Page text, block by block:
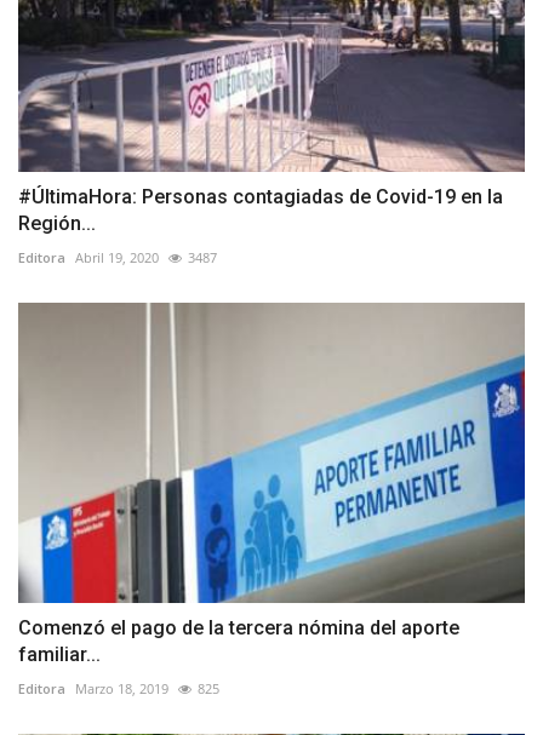
#ÚltimaHora: Personas contagiadas de Covid-19 en la
Región...
Editora Abril 19, 2020 3487
Comenzó el pago de la tercera nómina del aporte
familiar...
Editora Marzo 18, 2019 825